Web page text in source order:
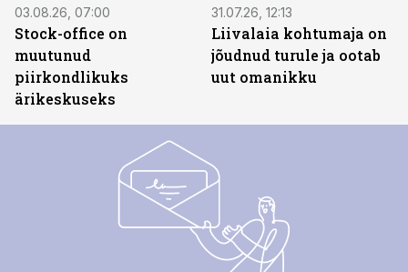
03.08.26, 07:00
Stock-office on
muutunud
piirkondlikuks
ärikeskuseks
31.07.26, 12:13
Liivalaia kohtumaja on
jõudnud turule ja ootab
uut omanikku